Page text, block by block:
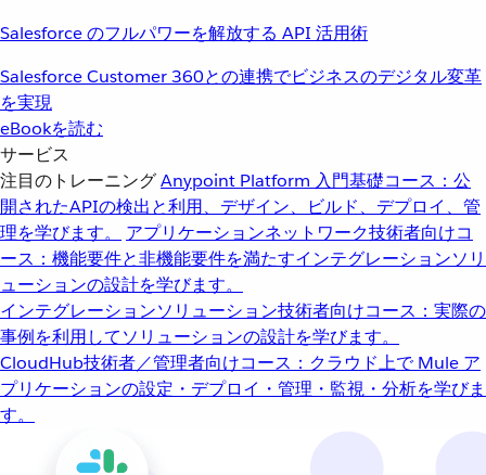
Salesforce のフルパワーを解放する API 活用術
Salesforce Customer 360との連携でビジネスのデジタル変革
を実現
eBookを読む
サービス
注目のトレーニングAnypoint Platform 入門基礎コース：公
開されたAPIの検出と利用、デザイン、ビルド、デプロイ、管
理を学びます。
アプリケーションネットワーク技術者向けコ
ース：機能要件と非機能要件を満たすインテグレーションソリ
ューションの設計を学びます。
インテグレーションソリューション技術者向けコース：実際の
事例を利用してソリューションの設計を学びます。
CloudHub技術者／管理者向けコース：クラウド上で Mule ア
プリケーションの設定・デプロイ・管理・監視・分析を学びま
す。